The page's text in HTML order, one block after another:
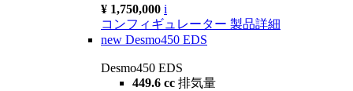
¥ 1,750,000 i
コンフィギュレーター 製品詳細
new Desmo450 EDS
Desmo450 EDS
449.6 cc 排気量